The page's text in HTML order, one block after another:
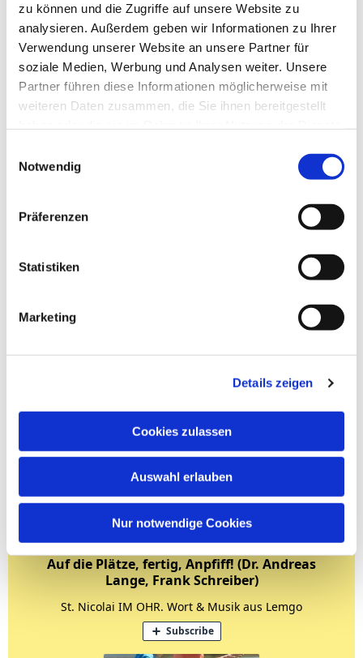
zu können und die Zugriffe auf unsere Website zu
analysieren. Außerdem geben wir Informationen zu Ihrer
Verwendung unserer Website an unsere Partner für
soziale Medien, Werbung und Analysen weiter. Unsere
Partner führen diese Informationen möglicherweise mit
weiteren Daten zusammen, die Sie ihnen bereitgestellt
Notwendig
Präferenzen
Statistiken
Marketing
Details zeigen
Cookies zulassen
Auswahl erlauben
Nur notwendige Cookies
Dies könnte Sie auch
interessieren